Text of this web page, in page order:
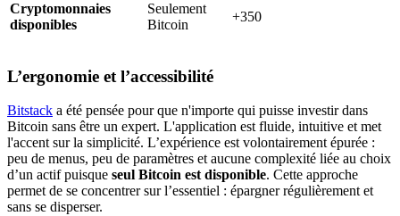
Cryptomonnaies
disponibles
Seulement
Bitcoin
+350
L’ergonomie et l’accessibilité
Bitstack a été pensée pour que n'importe qui puisse investir dans
Bitcoin sans être un expert. L'application est fluide, intuitive et met
l'accent sur la simplicité. L’expérience est volontairement épurée :
peu de menus, peu de paramètres et aucune complexité liée au choix
d’un actif puisque seul Bitcoin est disponible. Cette approche
permet de se concentrer sur l’essentiel : épargner régulièrement et
sans se disperser.